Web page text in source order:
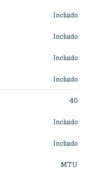
Incluido
Incluido
Incluido
Incluido
40
Incluido
Incluido
MTU